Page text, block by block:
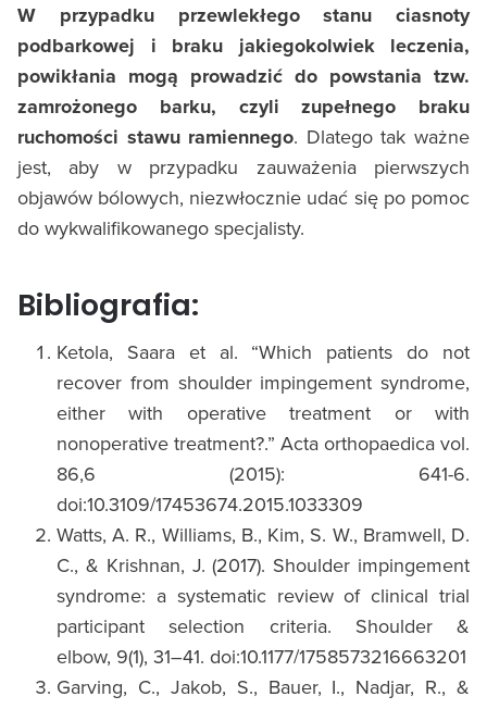
W przypadku przewlekłego stanu ciasnoty
podbarkowej i braku jakiegokolwiek leczenia,
powikłania mogą prowadzić do powstania tzw.
zamrożonego barku, czyli zupełnego braku
ruchomości stawu ramiennego. Dlatego tak ważne
jest, aby w przypadku zauważenia pierwszych
objawów bólowych, niezwłocznie udać się po pomoc
do wykwalifikowanego specjalisty.
Bibliografia:
Ketola, Saara et al. “Which patients do not
recover from shoulder impingement syndrome,
either with operative treatment or with
nonoperative treatment?.” Acta orthopaedica vol.
86,6 (2015): 641-6.
doi:10.3109/17453674.2015.1033309
Watts, A. R., Williams, B., Kim, S. W., Bramwell, D.
C., & Krishnan, J. (2017). Shoulder impingement
syndrome: a systematic review of clinical trial
participant selection criteria. Shoulder &
elbow, 9(1), 31–41. doi:10.1177/1758573216663201
Garving, C., Jakob, S., Bauer, I., Nadjar, R., &